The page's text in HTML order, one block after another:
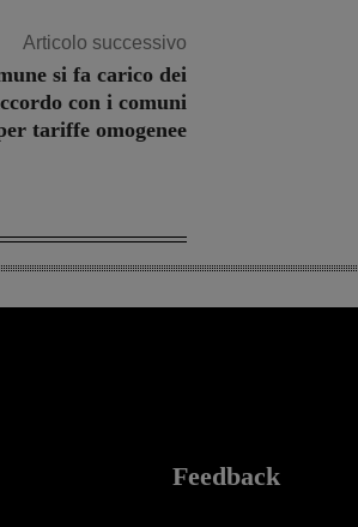
Articolo successivo
si fa carico dei
con i comuni
tariffe omogenee
Feedback